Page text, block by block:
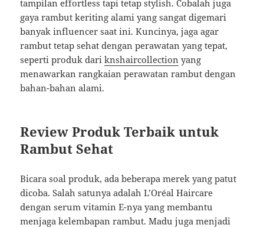
tampilan effortless tapi tetap stylish. Cobalah juga
gaya rambut keriting alami yang sangat digemari
banyak influencer saat ini. Kuncinya, jaga agar
rambut tetap sehat dengan perawatan yang tepat,
seperti produk dariknshaircollection yang
menawarkan rangkaian perawatan rambut dengan
bahan-bahan alami.
Review Produk Terbaik untuk
Rambut Sehat
Bicara soal produk, ada beberapa merek yang patut
dicoba. Salah satunya adalah L’Oréal Haircare
dengan serum vitamin E-nya yang membantu
menjaga kelembapan rambut. Madu juga menjadi